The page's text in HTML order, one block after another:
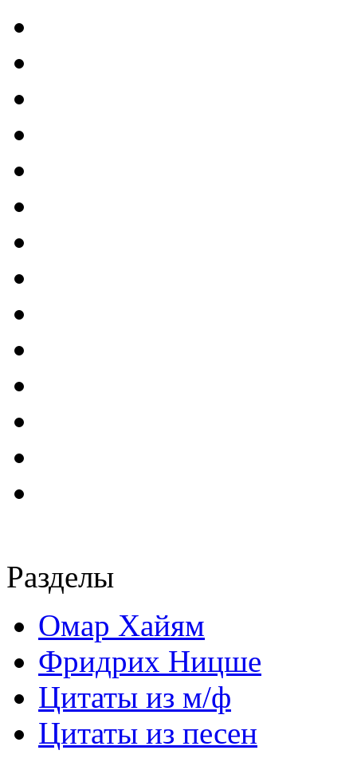
Разделы
Омар Хайям
Фридрих Ницше
Цитаты из м/ф
Цитаты из песен